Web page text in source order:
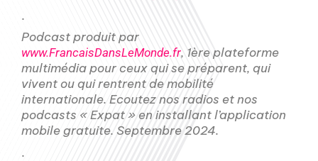
.
Podcast produit par
www.FrancaisDansLeMonde.fr, 1ère plateforme
multimédia pour ceux qui se préparent, qui
vivent ou qui rentrent de mobilité
internationale. Ecoutez nos radios et nos
podcasts « Expat » en installant l’application
mobile gratuite. Septembre 2024.
.